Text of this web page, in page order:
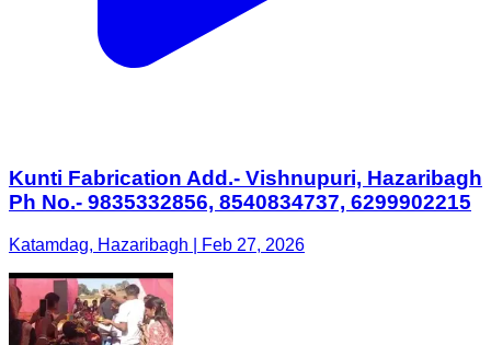
Kunti Fabrication Add.- Vishnupuri, Hazaribagh
Ph No.- 9835332856, 8540834737, 6299902215
Katamdag, Hazaribagh | Feb 27, 2026